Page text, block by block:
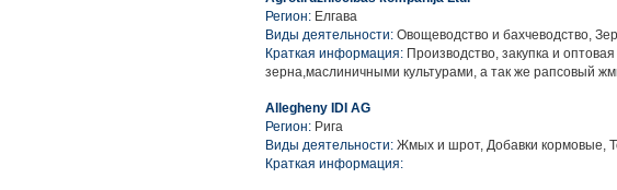
Регион: Елгава
Виды деятельности: Овощеводство и бахчеводство,
Краткая информация: Производство, закупка и
зерна,маслиничными культурами, а так же рапсовый
Allegheny IDI AG
Регион: Рига
Виды деятельности: Жмых и шрот, Добавки кормовые,
Краткая информация: